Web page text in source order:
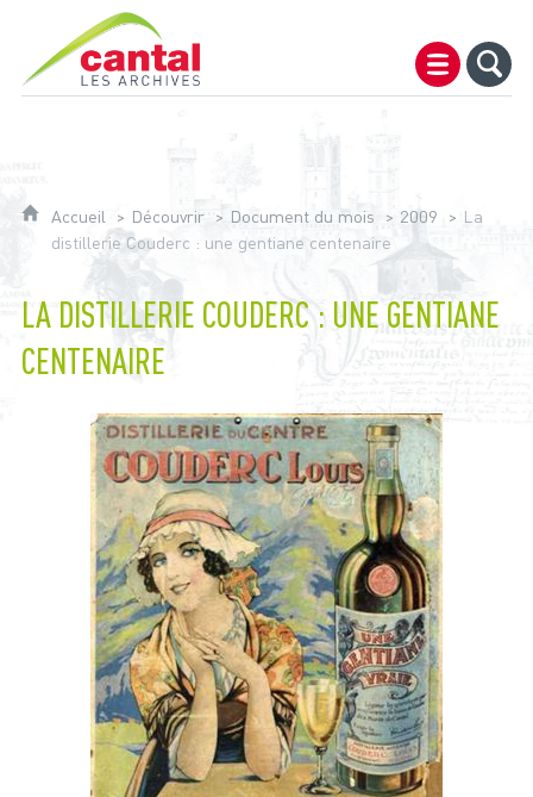
Archives du Cantal
Accueil Découvrir Document du mois 2009
La
distillerie Couderc : une gentiane centenaire
LA DISTILLERIE COUDERC : UNE GENTIANE
CENTENAIRE